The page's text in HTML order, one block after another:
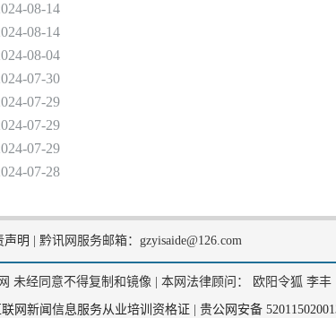
08-14
08-14
08-04
07-30
07-29
07-29
07-29
07-28
声明 黔讯网服务邮箱：gzyisaide@126.com
未经同意不得复制和镜像 | 本网法律顾问： 欧阳令狐 李丰
联网新闻信息服务从业培训资格证 贵公网安备